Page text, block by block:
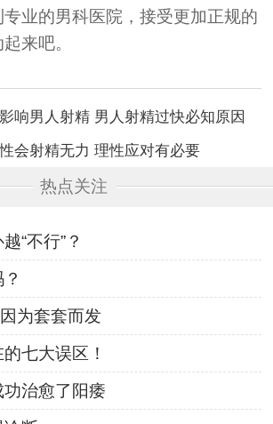
业的男科医院，接受更加正规的
来吧。
响男人射精 男人射精过快必知原因
会射精无力 理性应对有必要
热点关注
“不行”？
为套套而发
七大误区！
治愈了阳痿